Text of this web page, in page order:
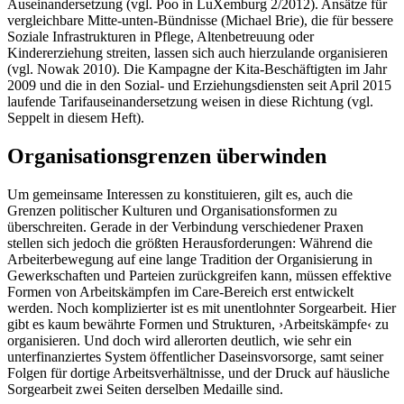
Auseinandersetzung (vgl. Poo in LuXemburg 2/2012). Ansätze für
vergleichbare Mitte-unten-Bündnisse (Michael Brie), die für bessere
Soziale Infrastrukturen in Pflege, Altenbetreuung oder
Kindererziehung streiten, lassen sich auch hierzulande organisieren
(vgl. Nowak 2010). Die Kampagne der Kita-Beschäftigten im Jahr
2009 und die in den Sozial- und Erziehungsdiensten seit April 2015
laufende Tarifauseinandersetzung weisen in diese Richtung (vgl.
Seppelt in diesem Heft).
Organisationsgrenzen überwinden
Um gemeinsame Interessen zu konstituieren, gilt es, auch die
Grenzen politischer Kulturen und Organisationsformen zu
überschreiten. Gerade in der Verbindung verschiedener Praxen
stellen sich jedoch die größten Herausforderungen: Während die
Arbeiterbewegung auf eine lange Tradition der Organisierung in
Gewerkschaften und Parteien zurückgreifen kann, müssen effektive
Formen von Arbeitskämpfen im Care-Bereich erst entwickelt
werden. Noch komplizierter ist es mit unentlohnter Sorgearbeit. Hier
gibt es kaum bewährte Formen und Strukturen, ›Arbeitskämpfe‹ zu
organisieren. Und doch wird allerorten deutlich, wie sehr ein
unterfinanziertes System öffentlicher Daseinsvorsorge, samt seiner
Folgen für dortige Arbeitsverhältnisse, und der Druck auf häusliche
Sorgearbeit zwei Seiten derselben Medaille sind.